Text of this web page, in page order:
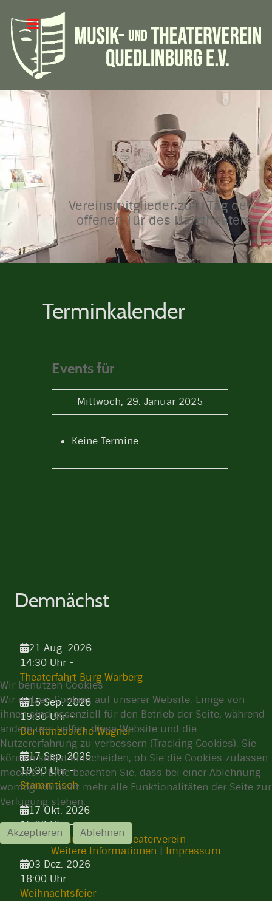
Vereinsmitglieder zum Tag der
offenen Tür des Harztheaters
Terminkalender
Events für
Mittwoch, 29. Januar 2025
Keine Termine
Demnächst
21 Aug. 2026
14:30 Uhr-
Theaterfahrt Burg Warberg
15 Sep. 2026
19:30 Uhr-
Der französiche Wagner
17 Sep. 2026
19:30 Uhr-
Stammtisch
17 Okt. 2026
15:00 Uhr-
35 Jahre Musik- und Theaterverein
03 Dez. 2026
18:00 Uhr-
Weihnachtsfeier
Wir benutzen Cookies
Wir nutzen Cookies auf unserer Website. Einige von
ihnen sind essenziell für den Betrieb der Seite, während
andere uns helfen, diese Website und die
Nutzererfahrung zu verbessern (Tracking Cookies). Sie
können selbst entscheiden, ob Sie die Cookies zulassen
möchten. Bitte beachten Sie, dass bei einer Ablehnung
womöglich nicht mehr alle Funktionalitäten der Seite zur
Verfügung stehen.
Akzeptieren
Ablehnen
Weitere Informationen|Impressum